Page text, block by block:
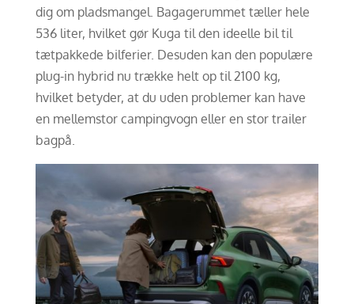
dig om pladsmangel. Bagagerummet tæller hele
536 liter, hvilket gør Kuga til den ideelle bil til
tætpakkede bilferier. Desuden kan den populære
plug-in hybrid nu trække helt op til 2100 kg,
hvilket betyder, at du uden problemer kan have
en mellemstor campingvogn eller en stor trailer
bagpå.